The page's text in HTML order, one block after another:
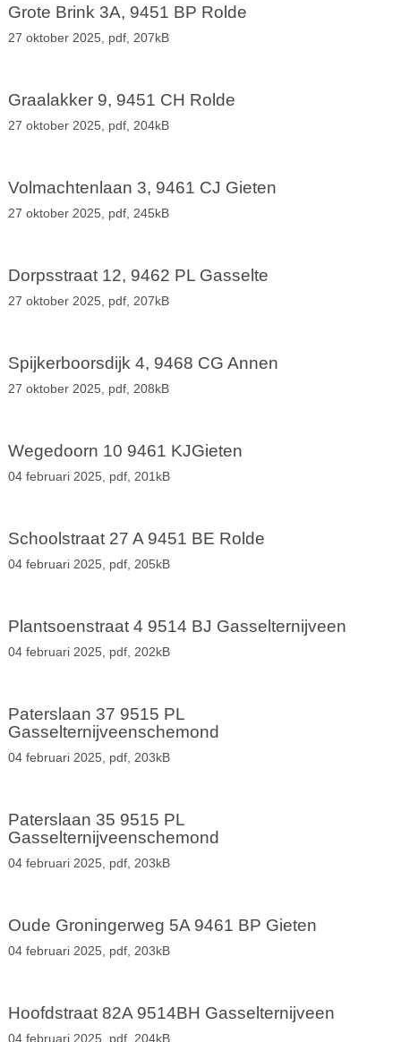
Grote Brink 3A, 9451 BP Rolde
27 oktober 2025, pdf, 207kB
Graalakker 9, 9451 CH Rolde
27 oktober 2025, pdf, 204kB
Volmachtenlaan 3, 9461 CJ Gieten
27 oktober 2025, pdf, 245kB
Dorpsstraat 12, 9462 PL Gasselte
27 oktober 2025, pdf, 207kB
Spijkerboorsdijk 4, 9468 CG Annen
27 oktober 2025, pdf, 208kB
Wegedoorn 10 9461 KJGieten
04 februari 2025, pdf, 201kB
Schoolstraat 27 A 9451 BE Rolde
04 februari 2025, pdf, 205kB
Plantsoenstraat 4 9514 BJ Gasselternijveen
04 februari 2025, pdf, 202kB
Paterslaan 37 9515 PL
Gasselternijveenschemond
04 februari 2025, pdf, 203kB
Paterslaan 35 9515 PL
Gasselternijveenschemond
04 februari 2025, pdf, 203kB
Oude Groningerweg 5A 9461 BP Gieten
04 februari 2025, pdf, 203kB
Hoofdstraat 82A 9514BH Gasselternijveen
04 februari 2025, pdf, 204kB